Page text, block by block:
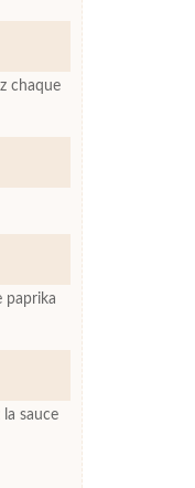
chaque
paprika
sauce